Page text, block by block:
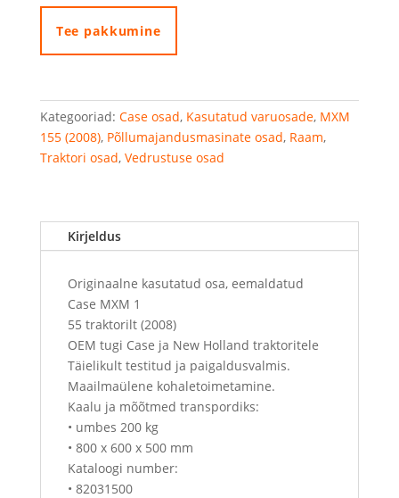
tugi
kogus
Tee pakkumine
Kategooriad: Case osad, Kasutatud varuosade, MXM
155 (2008), Põllumajandusmasinate osad, Raam,
Traktori osad, Vedrustuse osad
Kirjeldus
Originaalne kasutatud osa, eemaldatud
Case MXM 1
55 traktorilt (2008)
OEM tugi Case ja New Holland traktoritele
Täielikult testitud ja paigaldusvalmis.
Maailmaülene kohaletoimetamine.
Kaalu ja mõõtmed transpordiks:
• umbes 200 kg
• 800 x 600 x 500 mm
Kataloogi number:
• 82031500